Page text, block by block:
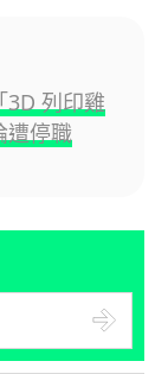
3D 列印雞
遭停職